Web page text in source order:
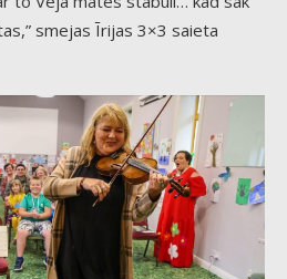
smejas Īrijas 3×3 saieta